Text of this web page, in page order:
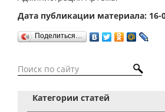
Дата публикации материала: 16-
Поделиться…
Категории статей